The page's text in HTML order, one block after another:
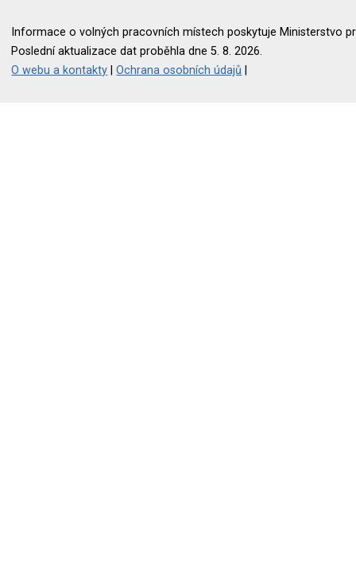
Informace o volných pracovních místech poskytuje Ministerstvo
Poslední aktualizace dat proběhla dne 5. 8. 2026.
O webu a kontakty |Ochrana osobních údajů